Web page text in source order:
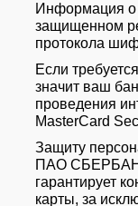
Информация о
защищенном
протокола
Если
значит ваш
проведения
MasterCard
Защиту
ПАО
гарантирует
карты, за